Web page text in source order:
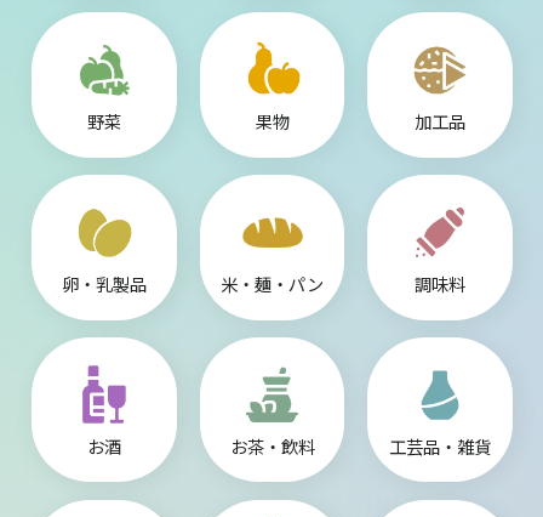
野菜 果物 加工品
卵・乳製品 米・麺・パン 調味料
お酒 お茶・飲料 工芸品・雑貨